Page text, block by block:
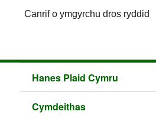
Canrif o ymgyrchu dros ryddid
Hanes Plaid Cymru
Cymdeithas